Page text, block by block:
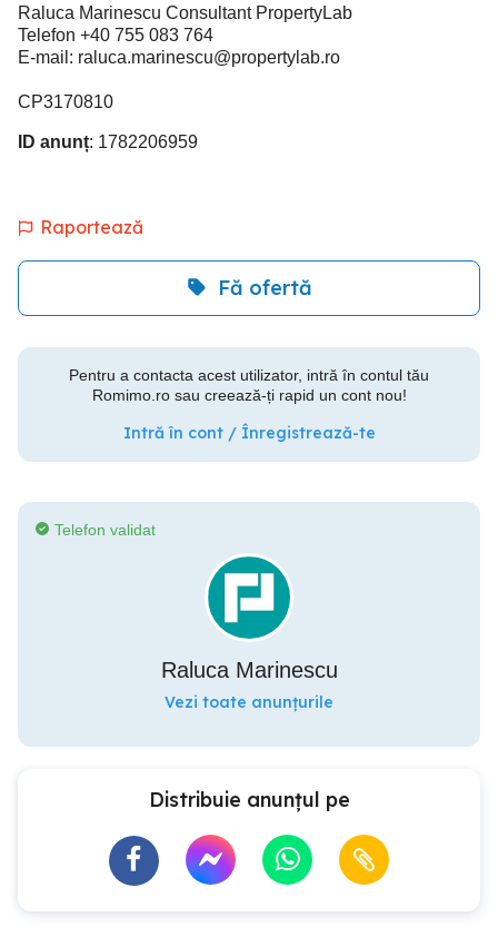
Raluca Marinescu Consultant PropertyLab
Telefon +40 755 083 764
E-mail: raluca.marinescu@propertylab.ro
CP3170810
ID anunț: 1782206959
Raportează
Fă ofertă
Pentru a contacta acest utilizator, intră în contul tău
Romimo.ro sau creează-ți rapid un cont nou!
Intră în cont / Înregistrează-te
Telefon validat
Raluca Marinescu
Vezi toate anunțurile
Distribuie anunțul pe